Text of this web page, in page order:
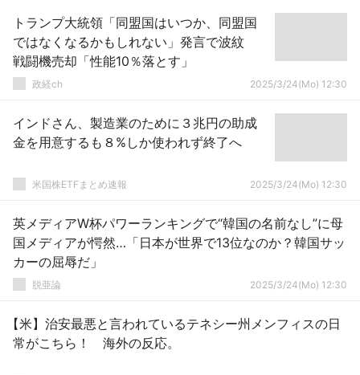
トランプ大統領「同盟国はいつか、同盟国
ではなくなるかもしれない」発言で波紋
戦闘機売却「性能10％落とす」
政経ch 2025/3/24(Mo) 12:30
インドさん、製造業のために３兆円の助成
金を用意するも８%しか使われず終了へ
米国株ETFまとめ速報 2025/3/24(Mo) 12:30
英メディアW杯パワーランキングで“韓国の名前なし”に母
国メディアが愕然…「日本が世界で13位なのか？韓国サッ
カーの屈辱だ」
脱亜論 2025/3/24(Mo) 12:30
【米】治安最悪と言われているテネシー州メンフィスの日
常がこちら！ 海外の反応。